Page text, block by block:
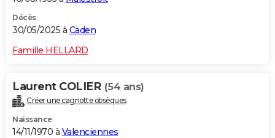
Décès
30/05/2025 à Caden
Famille HELLARD
Laurent COLIER (54 ans)
Créer une cagnotte obsèques
Naissance
14/11/1970 à Valenciennes